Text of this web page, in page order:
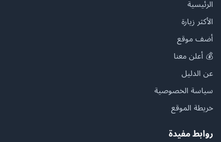
الرئيسية
الأكثر زيارة
أضف موقع
💰 أعلن معنا
عن الدليل
سياسة الخصوصية
خريطة الموقع
روابط مفيدة